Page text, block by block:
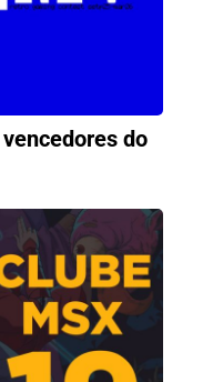
do